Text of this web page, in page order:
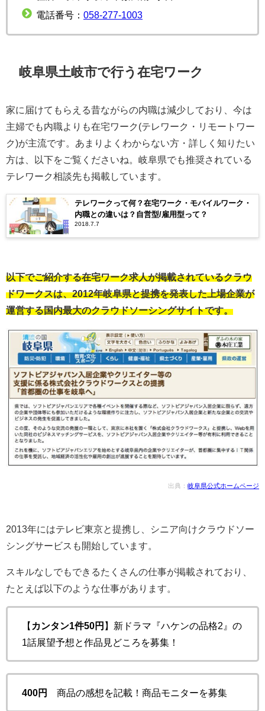
電話番号： 058-277-1003
岐阜県土岐市で行う在宅ワーク
家に届けてもらえる昔ながらの内職は減少しており、今は
主婦でも内職よりも在宅ワーク(テレワーク・リモートワー
ク)が主流です。あまりよくわからない方・詳しく知りたい
方は、以下をご覧くださいね。岐阜県でも推奨されている
テレワーク相談先も掲載しています。
テレワークって何？在宅ワーク・モバイルワーク・
内職との違いは？自営型/雇用型って？
2018.7.7
以下でご紹介する在宅ワーク求人が掲載されているクラウ
ドワークスは、2012年岐阜県と提携を発表した上場企業が
運営する国内最大のクラウドソーシングサイトです。
出典： 岐阜県公式ホームページ
2013年にはテレビ東京と提携し、シニア向けクラウドソー
シングサービスも開始しています。
スキルなしでもできるたくさんの仕事が掲載されており、
たとえば以下のような仕事があります。
【 カンタン1件50円 】新ドラマ『ハケンの品格2』の
1話展望予想と作品見どころを募集！
400円 商品の感想を記載！商品モニターを募集